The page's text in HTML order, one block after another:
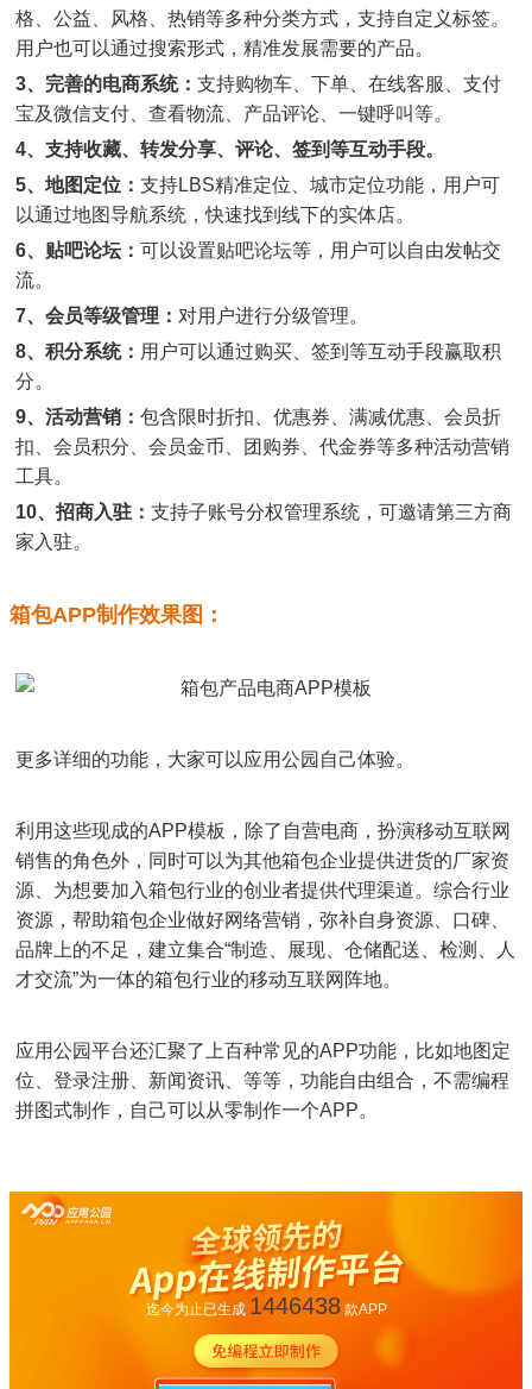
格、公益、风格、热销等多种分类方式，支持自定义标签。
用户也可以通过搜索形式，精准发展需要的产品。
3、完善的电商系统： 支持购物车、下单、在线客服、支付
宝及微信支付、查看物流、产品评论、一键呼叫等。
4、支持收藏、转发分享、评论、签到等互动手段。
5、地图定位： 支持LBS精准定位、城市定位功能，用户可
以通过地图导航系统，快速找到线下的实体店。
6、贴吧论坛： 可以设置贴吧论坛等，用户可以自由发帖交
流。
7、会员等级管理： 对用户进行分级管理。
8、积分系统： 用户可以通过购买、签到等互动手段赢取积
分。
9、活动营销： 包含限时折扣、优惠券、满减优惠、会员折
扣、会员积分、会员金币、团购券、代金券等多种活动营销
工具。
10、招商入驻： 支持子账号分权管理系统，可邀请第三方商
家入驻。
箱包APP制作效果图：
更多详细的功能，大家可以应用公园自己体验。
利用这些现成的APP模板，除了自营电商，扮演移动互联网
销售的角色外，同时可以为其他箱包企业提供进货的厂家资
源、为想要加入箱包行业的创业者提供代理渠道。综合行业
资源，帮助箱包企业做好网络营销，弥补自身资源、口碑、
品牌上的不足，建立集合“制造、展现、仓储配送、检测、人
才交流”为一体的箱包行业的移动互联网阵地。
应用公园平台还汇聚了上百种常见的APP功能，比如地图定
位、登录注册、新闻资讯、等等，功能自由组合，不需编程
拼图式制作，自己可以从零制作一个APP。
迄今为止已生成 1446438款APP